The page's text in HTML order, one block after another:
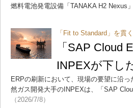
燃料電池発電設備「TANAKA H2
「Fit to Standard」を貫
「SAP
INPEXが下し
ERPの刷新において、現場の要望に沿
然ガス開発大手のINPEXは、「SAP
（2026/7/8）